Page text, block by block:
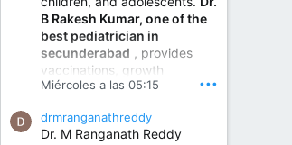
Best Urologist in Vijayawada | Urology Specialist in Vijayawada
Dr. A. V. Krishna Kishore,
the Best Urologist...
www.drkrishnakishore.com
B Rakesh Kumar, one of the
best pediatrician in
secunderabad , provides
vaccinations, growth
monitoring, newborn care,
illnesses, nutrition guidance,
and preventive healthcare in
Miércoles a las 05:15 •••
drmranganathreddy
Dr. M Ranganath Reddy